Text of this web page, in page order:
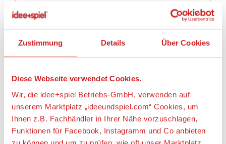
Zustimmung Details Über Cookies
Diese Webseite verwendet Cookies.
Wir, die idee+spiel Betriebs-GmbH, verwenden auf
unserem Marktplatz „ideeundspiel.com“ Cookies, um
Ihnen z.B. Fachhändler in Ihrer Nähe vorzuschlagen,
Funktionen für Facebook, Instagramm und Co anbieten
Rittern auf den Teller?
Als Graf Grimm plötzlich die Burg belagern will,
müssen Agnes und Falk ihren Mut unter Beweis
Burg für den Ernstfall vorbereitet. Aber keine Sorge,
bereit? Dann schnall dir deine Rüstung um und
komm mit in die Welt der Burgen und Ritter!
Mit den GROßEN EXPERTEN entdecken Kinder ab 5
Jahren die Wunder der Geschichte. Spannende